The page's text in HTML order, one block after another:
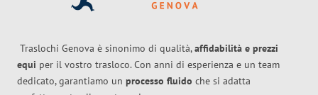
Traslochi Genova è sinonimo di qualità,affidabilità e prezzi
equi per il vostro trasloco. Con anni di esperienza e un team
dedicato, garantiamo un processo fluido che si adatta